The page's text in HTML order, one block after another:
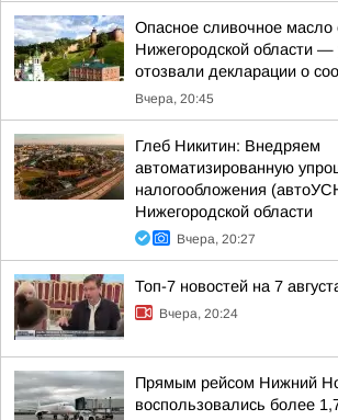
Опасное сливочное масло
Нижегородской области —
отозвали декларации о
Вчера, 20:45
Глеб Никитин: Внедряем
автоматизированную
налогообложения
Нижегородской области
Вчера, 20:27
Топ-7 новостей на 7
Вчера, 20:24
Прямым рейсом Нижний
воспользовались более